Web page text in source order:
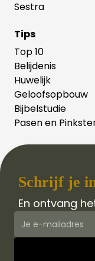
Sestra
Tips
Top 10
Belijdenis
Huwelijk
Geloofsopbouw
Bijbelstudie
Pasen en
Schrijf je
En ontvang